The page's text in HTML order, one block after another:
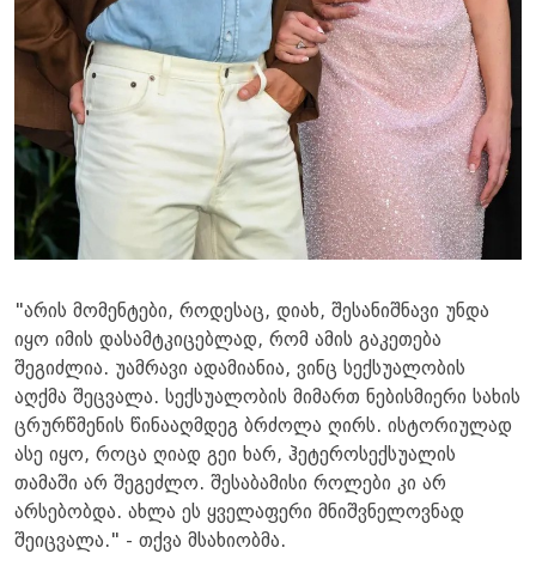
"არის მომენტები, როდესაც, დიახ, შესანიშნავი უნდა
იყო იმის დასამტკიცებლად, რომ ამის გაკეთება
შეგიძლია. უამრავი ადამიანია, ვინც სექსუალობის
აღქმა შეცვალა. სექსუალობის მიმართ ნებისმიერი სახის
ცრურწმენის წინააღმდეგ ბრძოლა ღირს. ისტორიულად
ასე იყო, როცა ღიად გეი ხარ, ჰეტეროსექსუალის
თამაში არ შეგეძლო. შესაბამისი როლები კი არ
არსებობდა. ახლა ეს ყველაფერი მნიშვნელოვნად
შეიცვალა." - თქვა მსახიობმა.